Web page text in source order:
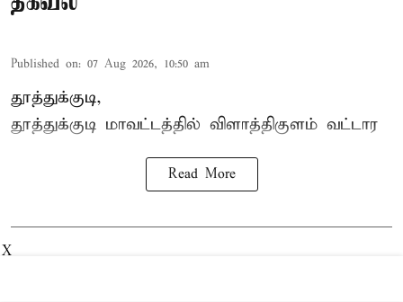
Published on: 07 Aug 2026, 10:50 am
தூத்துக்குடி,
தூத்துக்குடி மாவட்டத்தில் விளாத்திகுளம் வட்டார
Read More
X